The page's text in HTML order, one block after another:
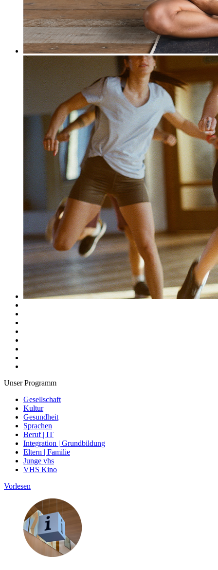
Unser Programm
Gesellschaft
Kultur
Gesundheit
Sprachen
Beruf | IT
Integration | Grundbildung
Eltern | Familie
Junge vhs
VHS Kino
Vorlesen